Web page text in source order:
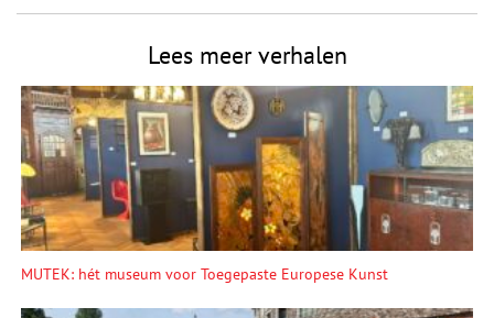
Lees meer verhalen
MUTEK: hét museum voor Toegepaste Europese Kunst